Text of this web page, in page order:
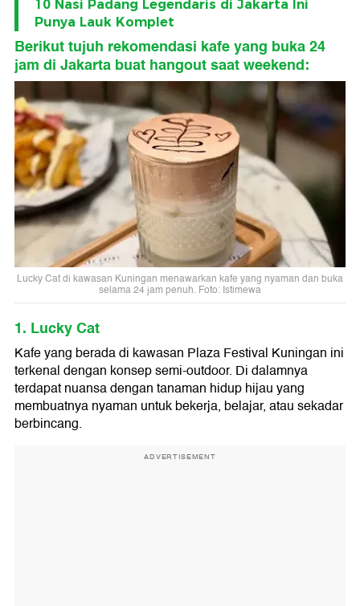
10 Nasi Padang Legendaris di Jakarta Ini
Punya Lauk Komplet
Berikut tujuh rekomendasi kafe yang buka 24
jam di Jakarta buat hangout saat weekend:
Lucky Cat di kawasan Kuningan menawarkan kafe yang nyaman dan buka
selama 24 jam penuh. Foto: Istimewa
1. Lucky Cat
Kafe yang berada di kawasan Plaza Festival Kuningan ini
terkenal dengan konsep semi-outdoor. Di dalamnya
terdapat nuansa dengan tanaman hidup hijau yang
membuatnya nyaman untuk bekerja, belajar, atau sekadar
berbincang.
ADVERTISEMENT